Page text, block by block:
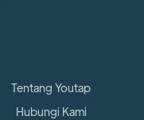
Tentang Youtap
Hubungi Kami